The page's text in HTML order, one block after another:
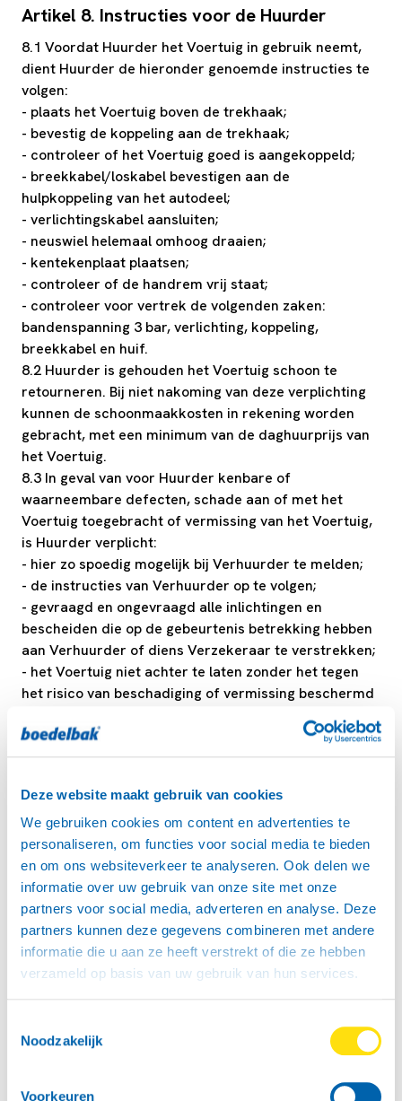
Deze website maakt gebruik van cookies
We gebruiken cookies om content en advertenties te
personaliseren, om functies voor social media te bieden
en om ons websiteverkeer te analyseren. Ook delen we
informatie over uw gebruik van onze site met onze
partners voor social media, adverteren en analyse. Deze
partners kunnen deze gegevens combineren met andere
informatie die u aan ze heeft verstrekt of die ze hebben
verzameld op basis van uw gebruik van hun services.
Noodzakelijk
Voorkeuren
Artikel 8. Instructies voor de Huurder
8.1 Voordat Huurder het Voertuig in gebruik neemt,
dient Huurder de hieronder genoemde instructies te
volgen:
- plaats het Voertuig boven de trekhaak;
- bevestig de koppeling aan de trekhaak;
- controleer of het Voertuig goed is aangekoppeld;
- breekkabel/loskabel bevestigen aan de
hulpkoppeling van het autodeel;
- verlichtingskabel aansluiten;
- neuswiel helemaal omhoog draaien;
- kentekenplaat plaatsen;
- controleer of de handrem vrij staat;
- controleer voor vertrek de volgenden zaken:
bandenspanning 3 bar, verlichting, koppeling,
breekkabel en huif.
8.2 Huurder is gehouden het Voertuig schoon te
retourneren. Bij niet nakoming van deze verplichting
kunnen de schoonmaakkosten in rekening worden
gebracht, met een minimum van de daghuurprijs van
het Voertuig.
8.3 In geval van voor Huurder kenbare of
waarneembare defecten, schade aan of met het
Voertuig toegebracht of vermissing van het Voertuig,
is Huurder verplicht:
- hier zo spoedig mogelijk bij Verhuurder te melden;
- de instructies van Verhuurder op te volgen;
- gevraagd en ongevraagd alle inlichtingen en
bescheiden die op de gebeurtenis betrekking hebben
aan Verhuurder of diens Verzekeraar te verstrekken;
- het Voertuig niet achter te laten zonder het tegen
het risico van beschadiging of vermissing beschermd
- Verhuurder en de door Verhuurder aangewezen
personen alle gevraagde medewerking te verlenen ter
verweer tegen aanspraken van derden.
8.4 Bij ongevallen, beschadigingen of vermissing is
Huurder voorts verplicht:
- onmiddellijk en in geen geval later dan 24 uur nadien
melding te doen bij de politie ter plaatse;
- niet later dan 5 dagen een volledig ingevuld en
ondertekend schadeaangifteformulier aan
verhuurder over te leggen;
- zich van erkenning van schuld in enigerlei vorm te
in geen geval later dan 24 uur nadien te informeren
- het optreden van een gebeurtenis waardoor schade